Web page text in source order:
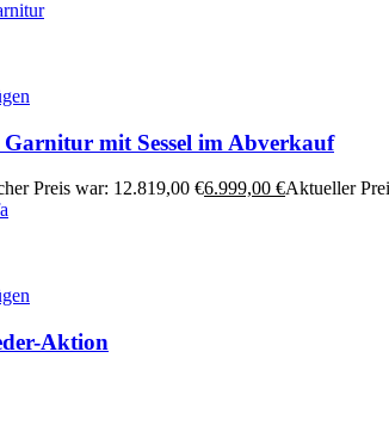
mit Sessel im Abverkauf
Preis war: 12.819,00 €6.999,00 €Aktueller
Aktion